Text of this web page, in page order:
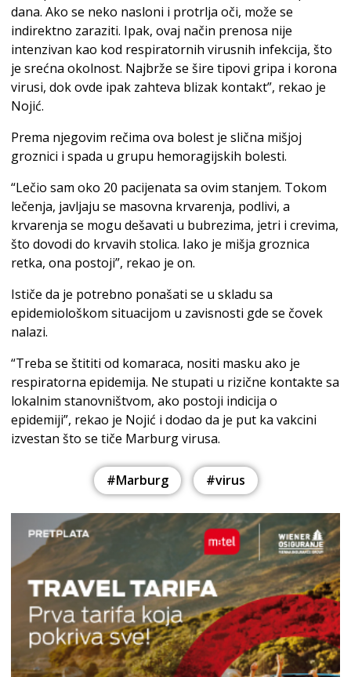
dana. Ako se neko nasloni i protrlja oči, može se
indirektno zaraziti. Ipak, ovaj način prenosa nije
intenzivan kao kod respiratornih virusnih infekcija, što
je srećna okolnost. Najbrže se šire tipovi gripa i korona
virusi, dok ovde ipak zahteva blizak kontakt”, rekao je
Nojić.
Prema njegovim rečima ova bolest je slična mišjoj
groznici i spada u grupu hemoragijskih bolesti.
“Lečio sam oko 20 pacijenata sa ovim stanjem. Tokom
lečenja, javljaju se masovna krvarenja, podlivi, a
krvarenja se mogu dešavati u bubrezima, jetri i crevima,
što dovodi do krvavih stolica. Iako je mišja groznica
retka, ona postoji”, rekao je on.
Ističe da je potrebno ponašati se u skladu sa
epidemiološkom situacijom u zavisnosti gde se čovek
nalazi.
“Treba se štititi od komaraca, nositi masku ako je
respiratorna epidemija. Ne stupati u rizične kontakte sa
lokalnim stanovništvom, ako postoji indicija o
epidemiji”, rekao je Nojić i dodao da je put ka vakcini
izvestan što se tiče Marburg virusa.
#Marburg #virus